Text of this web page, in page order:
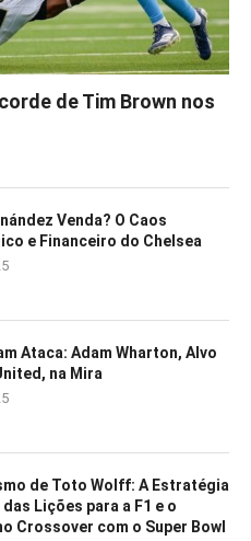
de Tim Brown nos
Venda? O Caos
e Financeiro do Chelsea
Ataca: Adam Wharton, Alvo
na Mira
de Toto Wolff: A Estratégia
Lições para a F1 e o
Crossover com o Super Bowl